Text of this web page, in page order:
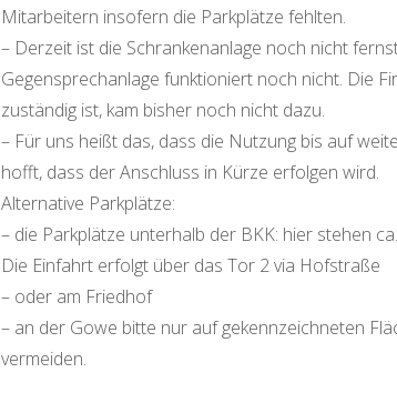
Mitarbeitern insofern die Parkplätze fehlten.
– Derzeit ist die Schrankenanlage noch nicht
Gegensprechanlage funktioniert noch nicht. Die
zuständig ist, kam bisher noch nicht dazu.
– Für uns heißt das, dass die Nutzung bis auf
hofft, dass der Anschluss in Kürze erfolgen wird.
Alternative Parkplätze:
– die Parkplätze unterhalb der BKK: hier stehen
Die Einfahrt erfolgt über das Tor 2 via Hofstraße
– oder am Friedhof
– an der Gowe bitte nur auf gekennzeichneten
vermeiden.